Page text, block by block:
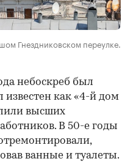
Гнездниковском переулке.
небоскреб был
известен как «4-й дом
высших
В 50-е годы
ванные и туалеты.